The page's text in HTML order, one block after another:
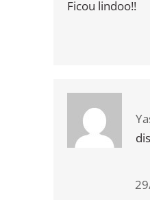
Ficou lindoo!!